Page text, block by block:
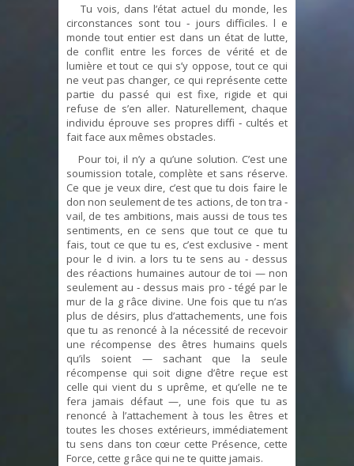
Tu vois, dans l’état actuel du monde, les
circonstances sont tou ‑ jours difficiles. l e
monde tout entier est dans un état de lutte,
de conflit entre les forces de vérité et de
lumière et tout ce qui s’y oppose, tout ce qui
ne veut pas changer, ce qui représente cette
partie du passé qui est fixe, rigide et qui
refuse de s’en aller. Naturellement, chaque
individu éprouve ses propres diffi ‑ cultés et
fait face aux mêmes obstacles.
Pour toi, il n’y a qu’une solution. C’est une
soumission totale, complète et sans réserve.
Ce que je veux dire, c’est que tu dois faire le
don non seulement de tes actions, de ton tra ‑
vail, de tes ambitions, mais aussi de tous tes
sentiments, en ce sens que tout ce que tu
fais, tout ce que tu es, c’est exclusive ‑ ment
pour le d ivin. a lors tu te sens au ‑ dessus
des réactions humaines autour de toi — non
seulement au ‑ dessus mais pro ‑ tégé par le
mur de la g râce divine. Une fois que tu n’as
plus de désirs, plus d’attachements, une fois
que tu as renoncé à la nécessité de recevoir
une récompense des êtres humains quels
qu’ils soient — sachant que la seule
récompense qui soit digne d’être reçue est
celle qui vient du s uprême, et qu’elle ne te
fera jamais défaut —, une fois que tu as
renoncé à l’attachement à tous les êtres et
toutes les choses extérieurs, immédiatement
tu sens dans ton cœur cette Présence, cette
Force, cette g râce qui ne te quitte jamais.